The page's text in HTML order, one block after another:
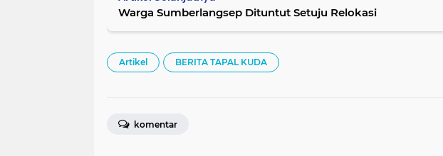
Warga Sumberlangsep Dituntut Setuju Relokasi
Artikel BERITA TAPAL KUDA
komentar